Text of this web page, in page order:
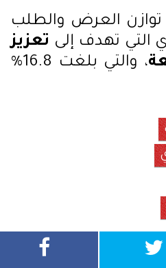
توازن العرض والطلب
التي تهدف إلى تعزيز
، والتي بلغت 16.8%